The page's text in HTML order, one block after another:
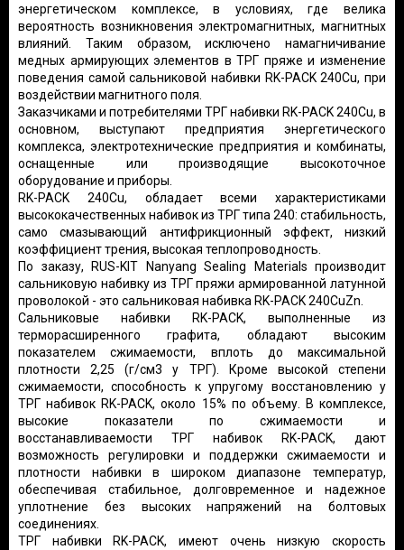
энергетическом комплексе, в условиях, где велика
вероятность возникновения электромагнитных, магнитных
влияний. Таким образом, исключено намагничивание
медных армирующих элементов в ТРГ пряже и изменение
поведения самой сальниковой набивки RK-PACK 240Cu, при
воздействии магнитного поля.
Заказчиками и потребителями ТРГ набивки RK-PACK 240Cu, в
основном, выступают предприятия энергетического
комплекса, электротехнические предприятия и комбинаты,
оснащенные или производящие высокоточное
оборудование и приборы.
RK-PACK 240Cu, обладает всеми характеристиками
высококачественных набивок из ТРГ типа 240: стабильность,
само смазывающий антифрикционный эффект, низкий
коэффициент трения, высокая теплопроводность.
По заказу,
RUS-KIT Nanyang Sealing Materials производит
сальниковую набивку из ТРГ пряжи армированной латунной
проволокой - это сальниковая набивка RK-PACK 240CuZn.
Сальниковые набивки RK-PACK, выполненные из
терморасширенного графита, обладают высоким
показателем сжимаемости, вплоть до максимальной
плотности 2,25 (г/см3 у ТРГ). Кроме высокой степени
сжимаемости, способность к упругому восстановлению у
ТРГ набивок RK-PACK, около 15% по объему. В комплексе,
высокие показатели по сжимаемости и
восстанавливаемости ТРГ набивок RK-PACK, дают
возможность регулировки и поддержки сжимаемости и
плотности набивки в широком диапазоне температур,
обеспечивая стабильное, долговременное и надежное
уплотнение без высоких напряжений на болтовых
соединениях.
ТРГ набивки RK-PACK, имеют очень низкую скорость